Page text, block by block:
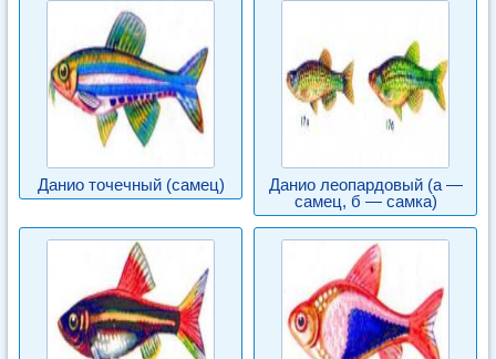
Данио точечный (самец)
Данио леопардовый (а —
самец, б — самка)